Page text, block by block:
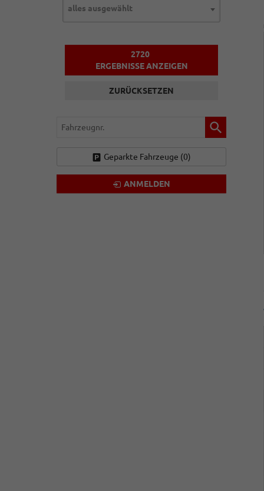
alles ausgewählt
2720
ERGEBNISSE ANZEIGEN
ZURÜCKSETZEN
Fahrzeugnr.
Geparkte Fahrzeuge (0)
ANMELDEN